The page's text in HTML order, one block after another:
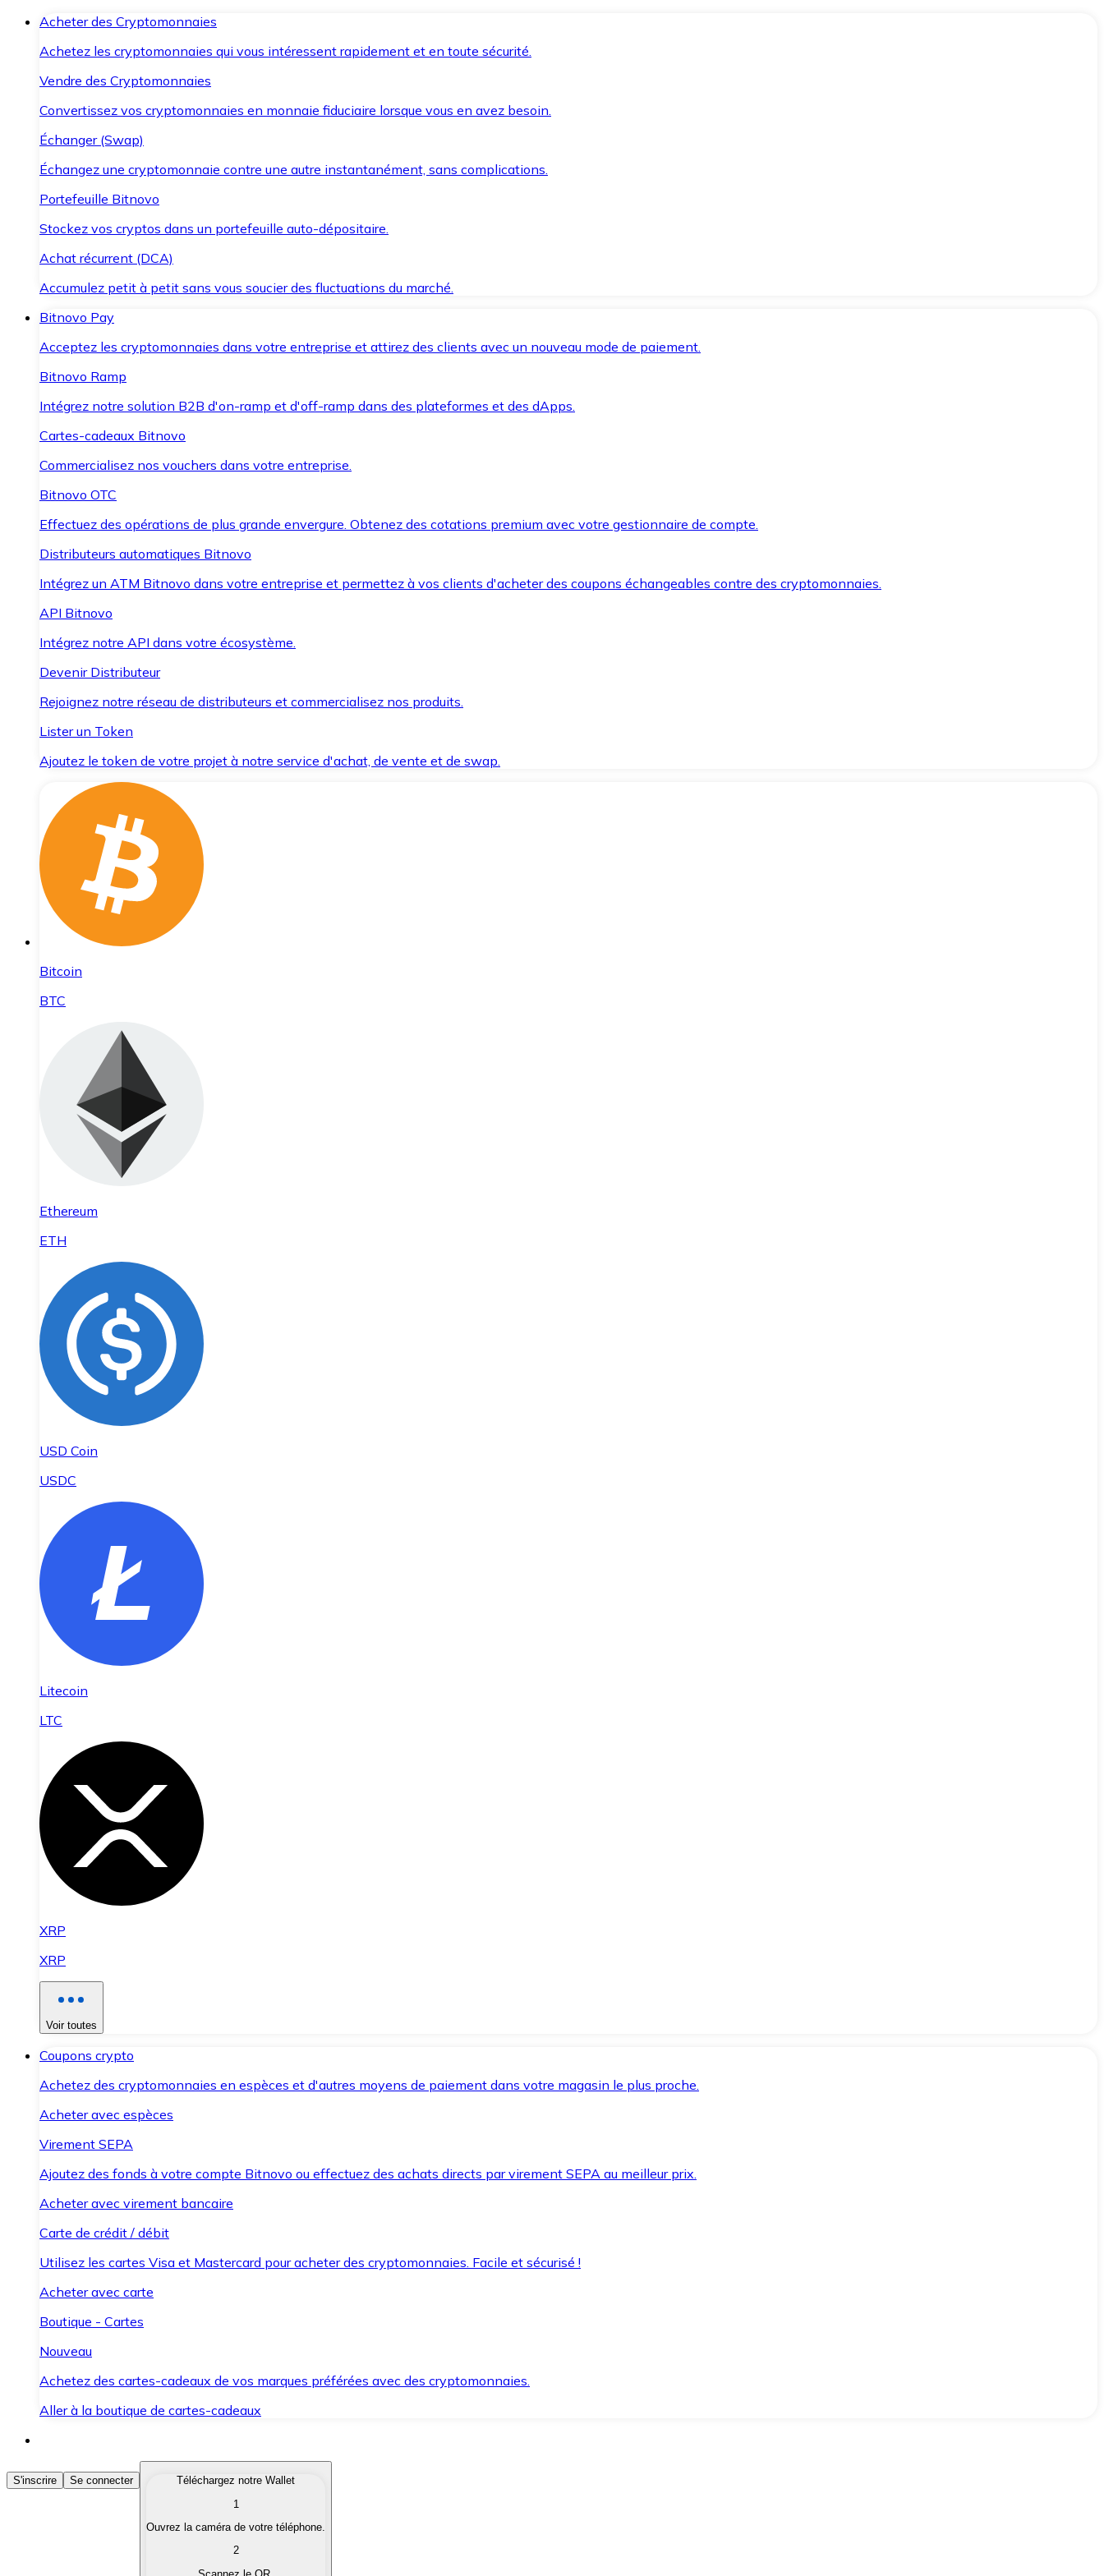
Acheter des Cryptomonnaies
Achetez les cryptomonnaies qui vous intéressent rapidement et en toute sécurité.
Vendre des Cryptomonnaies
Convertissez vos cryptomonnaies en monnaie fiduciaire lorsque vous en avez besoin.
Échanger (Swap)
Échangez une cryptomonnaie contre une autre instantanément, sans complications.
Portefeuille Bitnovo
Stockez vos cryptos dans un portefeuille auto-dépositaire.
Achat récurrent (DCA)
Accumulez petit à petit sans vous soucier des fluctuations du marché.
Bitnovo Pay
Acceptez les cryptomonnaies dans votre entreprise et attirez des clients avec un nouveau mode de paiement.
Bitnovo Ramp
Intégrez notre solution B2B d'on-ramp et d'off-ramp dans des plateformes et des dApps.
Cartes-cadeaux Bitnovo
Commercialisez nos vouchers dans votre entreprise.
Bitnovo OTC
Effectuez des opérations de plus grande envergure. Obtenez des cotations premium avec votre gestionnaire de compte.
Distributeurs automatiques Bitnovo
Intégrez un ATM Bitnovo dans votre entreprise et permettez à vos clients d'acheter des coupons échangeables contre des cryptomonnaies.
API Bitnovo
Intégrez notre API dans votre écosystème.
Devenir Distributeur
Rejoignez notre réseau de distributeurs et commercialisez nos produits.
Lister un Token
Ajoutez le token de votre projet à notre service d'achat, de vente et de swap.
Bitcoin
BTC
Ethereum
ETH
USD Coin
USDC
Litecoin
LTC
XRP
XRP
Voir toutes
Coupons crypto
Achetez des cryptomonnaies en espèces et d'autres moyens de paiement dans votre magasin le plus proche.
Acheter avec espèces
Virement SEPA
Ajoutez des fonds à votre compte Bitnovo ou effectuez des achats directs par virement SEPA au meilleur prix.
Acheter avec virement bancaire
Carte de crédit / débit
Utilisez les cartes Visa et Mastercard pour acheter des cryptomonnaies. Facile et sécurisé !
Acheter avec carte
Boutique - Cartes
Nouveau
Achetez des cartes-cadeaux de vos marques préférées avec des cryptomonnaies.
Aller à la boutique de cartes-cadeaux
Acheter des Cryptomonnaies
Achetez les cryptomonnaies qui vous intéressent rapidement et en toute sécurité.
Convertissez vos cryptomonnaies en monnaie fiduciaire lorsque vous en avez besoin.
S'inscrire Se connecter
Téléchargez notre Wallet
1
Ouvrez la caméra de votre téléphone.
2